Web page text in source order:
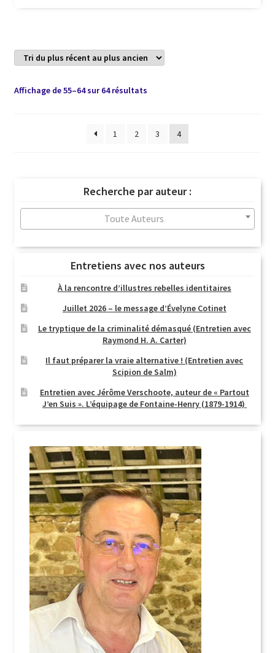
Affichage de 55–64 sur 64 résultatsTrié
récent
1 2 3 4
Recherche par auteur :
Toute Auteurs
Entretiens avec nos auteurs
À la rencontre d’illustres rebelles identitaires
Juillet 2026 – le message d’Évelyne Cotinet
Le tryptique de la criminalité démasqué (Entretien avec
Raymond H. A. Carter)
Il faut préparer la vraie alternative ! (Entretien avec
Scipion de Salm)
Entretien avec Jérôme Verschoote, auteur de « Partout
J’en Suis ». L’équipage de Fontaine-Henry (1879-1914)